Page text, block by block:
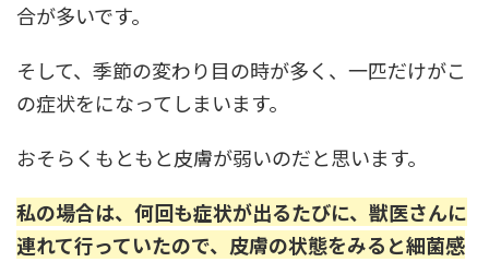
合が多いです。
そして、季節の変わり目の時が多く、一匹だけがこ
の症状をになってしまいます。
おそらくもともと皮膚が弱いのだと思います。
私の場合は、何回も症状が出るたびに、獣医さんに
連れて行っていたので、皮膚の状態をみると細菌感